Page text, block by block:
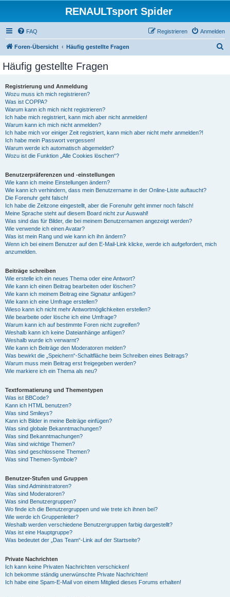
RENAULTsport Spider
FAQ Anmelden
Registrieren
Foren-Übersicht Häufig gestellte Fragen
Häufig gestellte Fragen
Registrierung und Anmeldung
Wozu muss ich mich registrieren?
Was ist COPPA?
Warum kann ich mich nicht registrieren?
Ich habe mich registriert, kann mich aber nicht anmelden!
Warum kann ich mich nicht anmelden?
Ich habe mich vor einiger Zeit registriert, kann mich aber nicht mehr anmelden?!
Ich habe mein Passwort vergessen!
Warum werde ich automatisch abgemeldet?
Wozu ist die Funktion „Alle Cookies löschen“?
Benutzerpräferenzen und -einstellungen
Wie kann ich meine Einstellungen ändern?
Wie kann ich verhindern, dass mein Benutzername in der Online-Liste auftaucht?
Die Forenuhr geht falsch!
Ich habe die Zeitzone eingestellt, aber die Forenuhr geht immer noch falsch!
Meine Sprache steht auf diesem Board nicht zur Auswahl!
Was sind das für Bilder, die bei meinem Benutzernamen angezeigt werden?
Wie verwende ich einen Avatar?
Was ist mein Rang und wie kann ich ihn ändern?
Wenn ich bei einem Benutzer auf den E-Mail-Link klicke, werde ich aufgefordert, mich
anzumelden.
Beiträge schreiben
Wie erstelle ich ein neues Thema oder eine Antwort?
Wie kann ich einen Beitrag bearbeiten oder löschen?
Wie kann ich meinem Beitrag eine Signatur anfügen?
Wie kann ich eine Umfrage erstellen?
Wieso kann ich nicht mehr Antwortmöglichkeiten erstellen?
Wie bearbeite oder lösche ich eine Umfrage?
Warum kann ich auf bestimmte Foren nicht zugreifen?
Weshalb kann ich keine Dateianhänge anfügen?
Weshalb wurde ich verwarnt?
Wie kann ich Beiträge den Moderatoren melden?
Was bewirkt die „Speichern“-Schaltfläche beim Schreiben eines Beitrags?
Warum muss mein Beitrag erst freigegeben werden?
Wie markiere ich ein Thema als neu?
Textformatierung und Thementypen
Was ist BBCode?
Kann ich HTML benutzen?
Was sind Smileys?
Kann ich Bilder in meine Beiträge einfügen?
Was sind globale Bekanntmachungen?
Was sind Bekanntmachungen?
Was sind wichtige Themen?
Was sind geschlossene Themen?
Was sind Themen-Symbole?
Benutzer-Stufen und Gruppen
Was sind Administratoren?
Was sind Moderatoren?
Was sind Benutzergruppen?
Wo finde ich die Benutzergruppen und wie trete ich ihnen bei?
Wie werde ich Gruppenleiter?
Weshalb werden verschiedene Benutzergruppen farbig dargestellt?
Was ist eine Hauptgruppe?
Was bedeutet der „Das Team“-Link auf der Startseite?
Private Nachrichten
Ich kann keine Privaten Nachrichten verschicken!
Ich bekomme ständig unerwünschte Private Nachrichten!
Ich habe eine Spam-E-Mail von einem Mitglied dieses Forums erhalten!